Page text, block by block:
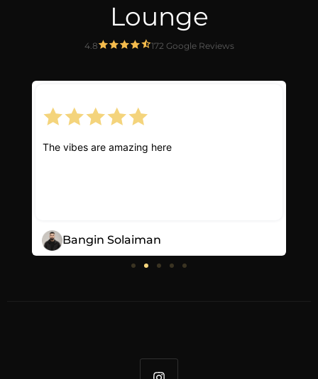
Lounge
4.8 172 Google Reviews
The vibes are amazing here
Bangin Solaiman
I